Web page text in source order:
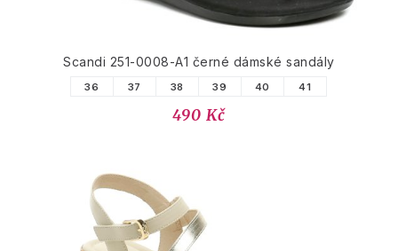
Scandi 251-0008-A1 černé dámské sandály
36 37 38 39 40 41
490 Kč